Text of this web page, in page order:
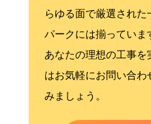
らゆる面で厳選され
パークには揃っていま
あなたの理想の工事
はお気軽にお問い合わ
みましょう。